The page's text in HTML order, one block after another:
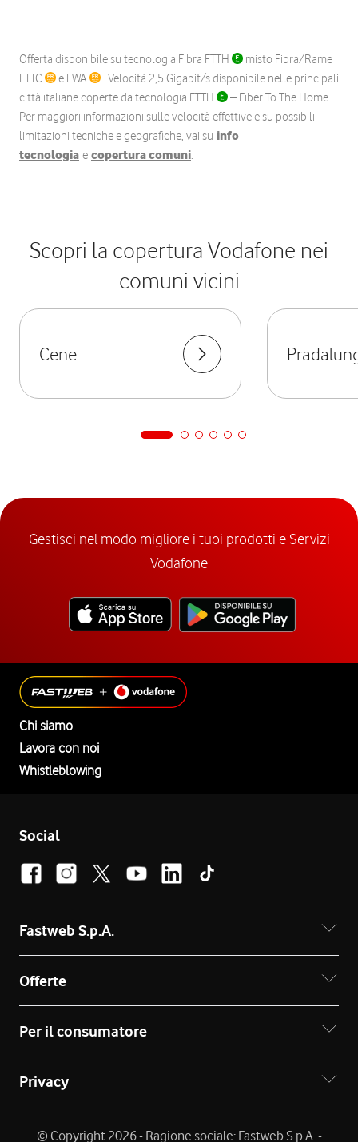
Offerta disponibile su tecnologia Fibra FTTH
misto Fibra/Rame
FTTC
e FWA
. Velocità 2,5 Gigabit/s disponibile nelle principali
città italiane coperte da tecnologia FTTH
– Fiber To The Home.
Per maggiori informazioni sulle velocità effettive e su possibili
limitazioni tecniche e geografiche, vai su info
tecnologia e copertura comuni.
Scopri la copertura Vodafone nei
comuni vicini
Cene
Gestisci nel modo migliore i tuoi prodotti e Servizi
Vodafone
Chi siamo
Lavora con noi
Whistleblowing
Social
Fastweb S.p.A.
Offerte
Per il consumatore
Privacy
© Copyright 2026 - Ragione sociale: Fastweb S.p.A. -